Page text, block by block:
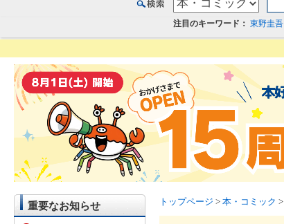
注目のキーワード： 東野圭吾
重要なお知らせ トップページ > 本・コミック >